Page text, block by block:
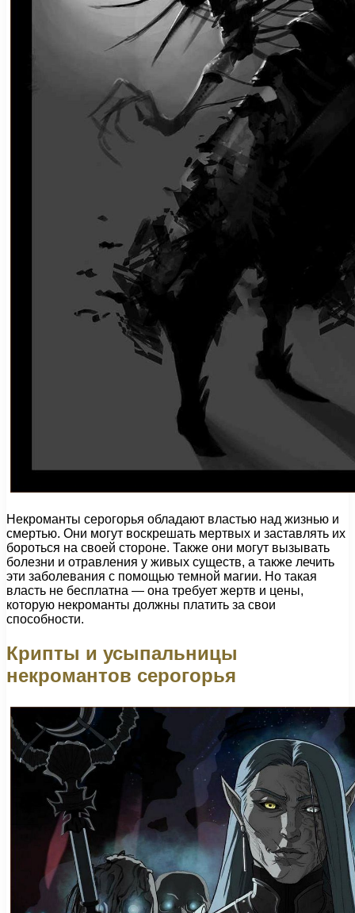
Некроманты серогорья обладают властью над жизнью и
смертью. Они могут воскрешать мертвых и заставлять их
бороться на своей стороне. Также они могут вызывать
болезни и отравления у живых существ, а также лечить
эти заболевания с помощью темной магии. Но такая
власть не бесплатна — она требует жертв и цены,
которую некроманты должны платить за свои
способности.
Крипты и усыпальницы
некромантов серогорья